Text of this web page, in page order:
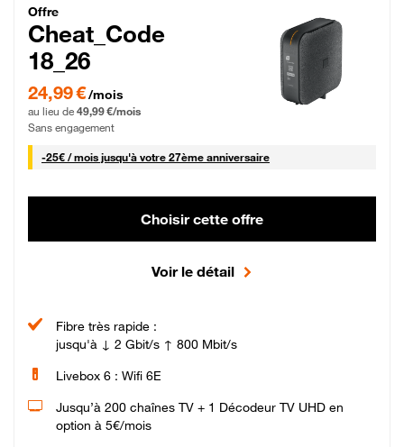
Cheat_Code Fibre_18_26
Offre
Cheat_Code
18_26
24,99 € par mois pendant 0 mois puis 49,99 € par mois, Sans engagement
24,99 €/mois
au lieu de 49,99 €/mois
Sans engagement
-25€ / mois25 € par mois
jusqu'à votre 27ème anniversaire
Choisir cette offre
Voir le détail
Fibre très rapide :
jusqu'à ↓ 2 Gbit/s ↑ 800 Mbit/s
Livebox 6 : Wifi 6E
Jusqu’à 200 chaînes TV + 1 Décodeur TV UHD en
option à 5€/mois